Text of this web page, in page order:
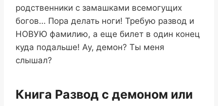
родственники с замашками всемогущих
богов… Пора делать ноги! Требую развод и
НОВУЮ фамилию, а еще билет в один конец
куда подальше! Ау, демон? Ты меня
слышал?
Книга Развод с демоном или